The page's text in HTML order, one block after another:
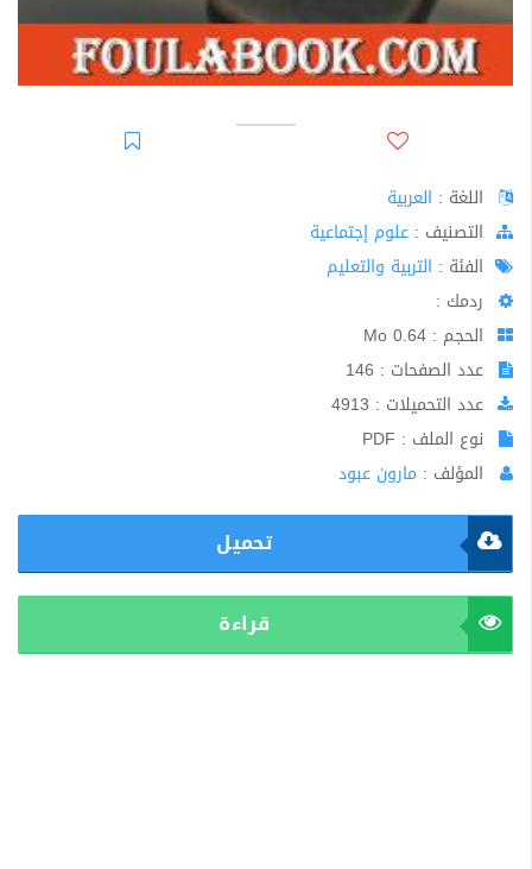
اللغة : العربية
اﻟﺘﺼﻨﻴﻒ : علوم إجتماعية
الفئة : التربية والتعليم
ردمك :
الحجم : 0.64 Mo
عدد الصفحات : 146
عدد التحميلات : 4913
نوع الملف : PDF
المؤلف : مارون عبود
تحميل
قراءة